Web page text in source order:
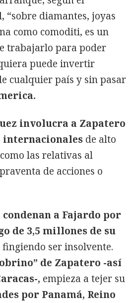
“sobre diamantes, joyas
como comoditi, es un
trabajarlo para poder
puede invertir
cualquier país y sin pasar
involucra a Zapatero
internacionales de alto
las relativas al
de acciones o
condenan a Fajardo por
de 3,5 millones de su
fingiendo ser insolvente.
de Zapatero -así
, empieza a tejer su
por Panamá, Reino